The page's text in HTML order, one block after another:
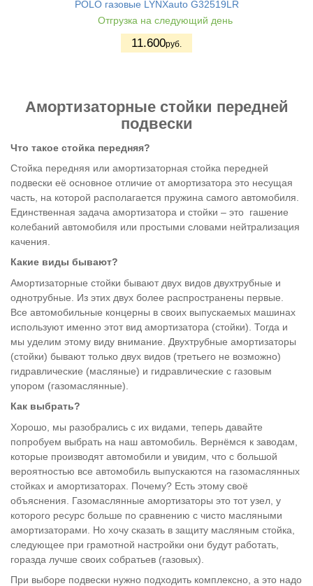
POLO газовые LYNXauto G32519LR
Отгрузка на следующий день
11.600руб.
Амортизаторные стойки передней
подвески
Что такое стойка передняя?
Стойка передняя или амортизаторная стойка передней
подвески её основное отличие от амортизатора это несущая
часть, на которой располагается пружина самого автомобиля.
Единственная задача амортизатора и стойки – это гашение
колебаний автомобиля или простыми словами нейтрализация
качения.
Какие виды бывают?
Амортизаторные стойки бывают двух видов двухтрубные и
однотрубные. Из этих двух более распространены первые.
Все автомобильные концерны в своих выпускаемых машинах
используют именно этот вид амортизатора (стойки). Тогда и
мы уделим этому виду внимание. Двухтрубные амортизаторы
(стойки) бывают только двух видов (третьего не возможно)
гидравлические (масляные) и гидравлические с газовым
упором (газомаслянные).
Как выбрать?
Хорошо, мы разобрались с их видами, теперь давайте
попробуем выбрать на наш автомобиль. Вернёмся к заводам,
которые производят автомобили и увидим, что с большой
вероятностью все автомобиль выпускаются на газомаслянных
стойках и амортизаторах. Почему? Есть этому своё
объяснения. Газомаслянные амортизаторы это тот узел, у
которого ресурс больше по сравнению с чисто масляными
амортизаторами. Но хочу сказать в защиту масляным стойка,
следующее при грамотной настройки они будут работать,
горазда лучше своих собратьев (газовых).
При выборе подвески нужно подходить комплексно, а это надо